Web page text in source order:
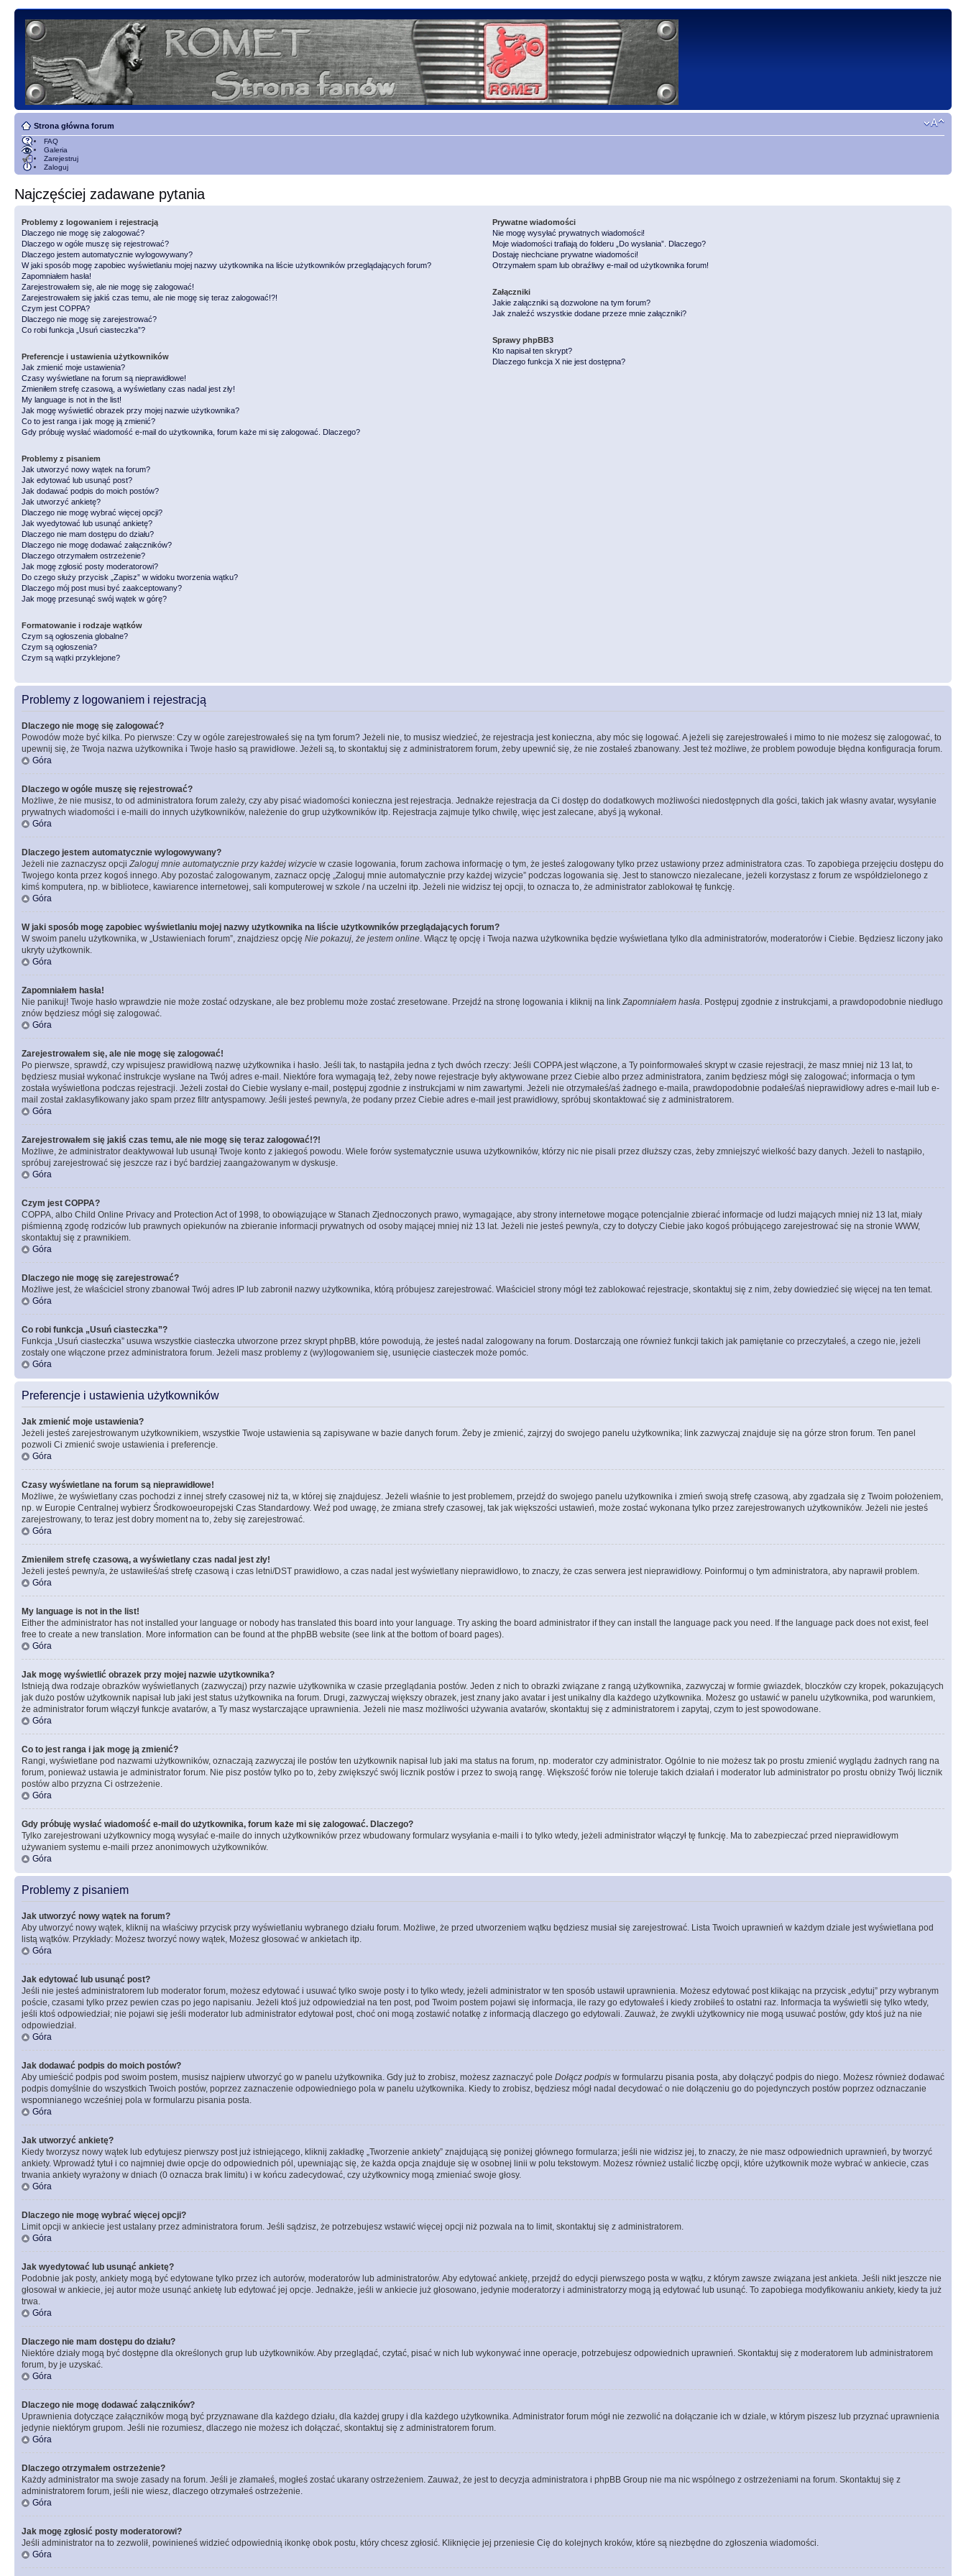
Strona główna forum
FAQ
Galeria
Zarejestruj
Zaloguj
Najczęściej zadawane pytania
Problemy z logowaniem i rejestracją
Dlaczego nie mogę się zalogować?
Dlaczego w ogóle muszę się rejestrować?
Dlaczego jestem automatycznie wylogowywany?
W jaki sposób mogę zapobiec wyświetlaniu mojej nazwy użytkownika na liście użytkowników przeglądających forum?
Zapomniałem hasła!
Zarejestrowałem się, ale nie mogę się zalogować!
Zarejestrowałem się jakiś czas temu, ale nie mogę się teraz zalogować!?!
Czym jest COPPA?
Dlaczego nie mogę się zarejestrować?
Co robi funkcja „Usuń ciasteczka”?
Preferencje i ustawienia użytkowników
Jak zmienić moje ustawienia?
Czasy wyświetlane na forum są nieprawidłowe!
Zmieniłem strefę czasową, a wyświetlany czas nadal jest zły!
My language is not in the list!
Jak mogę wyświetlić obrazek przy mojej nazwie użytkownika?
Co to jest ranga i jak mogę ją zmienić?
Gdy próbuję wysłać wiadomość e-mail do użytkownika, forum każe mi się zalogować. Dlaczego?
Problemy z pisaniem
Jak utworzyć nowy wątek na forum?
Jak edytować lub usunąć post?
Jak dodawać podpis do moich postów?
Jak utworzyć ankietę?
Dlaczego nie mogę wybrać więcej opcji?
Jak wyedytować lub usunąć ankietę?
Dlaczego nie mam dostępu do działu?
Dlaczego nie mogę dodawać załączników?
Dlaczego otrzymałem ostrzeżenie?
Jak mogę zgłosić posty moderatorowi?
Do czego służy przycisk „Zapisz” w widoku tworzenia wątku?
Dlaczego mój post musi być zaakceptowany?
Jak mogę przesunąć swój wątek w górę?
Formatowanie i rodzaje wątków
Czym są ogłoszenia globalne?
Czym są ogłoszenia?
Czym są wątki przyklejone?
Prywatne wiadomości
Nie mogę wysyłać prywatnych wiadomości!
Moje wiadomości trafiają do folderu „Do wysłania”. Dlaczego?
Dostaję niechciane prywatne wiadomości!
Otrzymałem spam lub obraźliwy e-mail od użytkownika forum!
Załączniki
Jakie załączniki są dozwolone na tym forum?
Jak znaleźć wszystkie dodane przeze mnie załączniki?
Sprawy phpBB3
Kto napisał ten skrypt?
Dlaczego funkcja X nie jest dostępna?
Problemy z logowaniem i rejestracją
Dlaczego nie mogę się zalogować?
Powodów może być kilka. Po pierwsze: Czy w ogóle zarejestrowałeś się na tym forum? Jeżeli nie, to musisz wiedzieć, że rejestracja jest konieczna, aby móc się logować. A jeżeli się zarejestrowałeś i mimo to nie możesz się zalogować, to
upewnij się, że Twoja nazwa użytkownika i Twoje hasło są prawidłowe. Jeżeli są, to skontaktuj się z administratorem forum, żeby upewnić się, że nie zostałeś zbanowany. Jest też możliwe, że problem powoduje błędna konfiguracja forum.
Góra
Dlaczego w ogóle muszę się rejestrować?
Możliwe, że nie musisz, to od administratora forum zależy, czy aby pisać wiadomości konieczna jest rejestracja. Jednakże rejestracja da Ci dostęp do dodatkowych możliwości niedostępnych dla gości, takich jak własny avatar, wysyłanie
prywatnych wiadomości i e-maili do innych użytkowników, należenie do grup użytkowników itp. Rejestracja zajmuje tylko chwilę, więc jest zalecane, abyś ją wykonał.
Góra
Dlaczego jestem automatycznie wylogowywany?
Jeżeli nie zaznaczysz opcjiZaloguj mnie automatycznie przy każdej wizycie w czasie logowania, forum zachowa informację o tym, że jesteś zalogowany tylko przez ustawiony przez administratora czas. To zapobiega przejęciu dostępu do
Twojego konta przez kogoś innego. Aby pozostać zalogowanym, zaznacz opcję „Zaloguj mnie automatycznie przy każdej wizycie” podczas logowania się. Jest to stanowczo niezalecane, jeżeli korzystasz z forum ze współdzielonego z
kimś komputera, np. w bibliotece, kawiarence internetowej, sali komputerowej w szkole / na uczelni itp. Jeżeli nie widzisz tej opcji, to oznacza to, że administrator zablokował tę funkcję.
Góra
W jaki sposób mogę zapobiec wyświetlaniu mojej nazwy użytkownika na liście użytkowników przeglądających forum?
W swoim panelu użytkownika, w „Ustawieniach forum”, znajdziesz opcję Nie pokazuj, że jestem online. Włącz tę opcję i Twoja nazwa użytkownika będzie wyświetlana tylko dla administratorów, moderatorów i Ciebie. Będziesz liczony jako
ukryty użytkownik.
Góra
Zapomniałem hasła!
Nie panikuj! Twoje hasło wprawdzie nie może zostać odzyskane, ale bez problemu może zostać zresetowane. Przejdź na stronę logowania i kliknij na linkZapomniałem hasła. Postępuj zgodnie z instrukcjami, a prawdopodobnie niedługo
znów będziesz mógł się zalogować.
Góra
Zarejestrowałem się, ale nie mogę się zalogować!
Po pierwsze, sprawdź, czy wpisujesz prawidłową nazwę użytkownika i hasło. Jeśli tak, to nastąpiła jedna z tych dwóch rzeczy: Jeśli COPPA jest włączone, a Ty poinformowałeś skrypt w czasie rejestracji, że masz mniej niż 13 lat, to
będziesz musiał wykonać instrukcje wysłane na Twój adres e-mail. Niektóre fora wymagają też, żeby nowe rejestracje były aktywowane przez Ciebie albo przez administratora, zanim będziesz mógł się zalogować; informacja o tym
została wyświetlona podczas rejestracji. Jeżeli został do Ciebie wysłany e-mail, postępuj zgodnie z instrukcjami w nim zawartymi. Jeżeli nie otrzymałeś/aś żadnego e-maila, prawdopodobnie podałeś/aś nieprawidłowy adres e-mail lub e-
mail został zaklasyfikowany jako spam przez filtr antyspamowy. Jeśli jesteś pewny/a, że podany przez Ciebie adres e-mail jest prawidłowy, spróbuj skontaktować się z administratorem.
Góra
Zarejestrowałem się jakiś czas temu, ale nie mogę się teraz zalogować!?!
Możliwe, że administrator deaktywował lub usunął Twoje konto z jakiegoś powodu. Wiele forów systematycznie usuwa użytkowników, którzy nic nie pisali przez dłuższy czas, żeby zmniejszyć wielkość bazy danych. Jeżeli to nastąpiło,
spróbuj zarejestrować się jeszcze raz i być bardziej zaangażowanym w dyskusje.
Góra
Czym jest COPPA?
COPPA, albo Child Online Privacy and Protection Act of 1998, to obowiązujące w Stanach Zjednoczonych prawo, wymagające, aby strony internetowe mogące potencjalnie zbierać informacje od ludzi mających mniej niż 13 lat, miały
piśmienną zgodę rodziców lub prawnych opiekunów na zbieranie informacji prywatnych od osoby mającej mniej niż 13 lat. Jeżeli nie jesteś pewny/a, czy to dotyczy Ciebie jako kogoś próbującego zarejestrować się na stronie WWW,
skontaktuj się z prawnikiem.
Góra
Dlaczego nie mogę się zarejestrować?
Możliwe jest, że właściciel strony zbanował Twój adres IP lub zabronił nazwy użytkownika, którą próbujesz zarejestrować. Właściciel strony mógł też zablokować rejestracje, skontaktuj się z nim, żeby dowiedzieć się więcej na ten temat.
Góra
Co robi funkcja „Usuń ciasteczka”?
Funkcja „Usuń ciasteczka” usuwa wszystkie ciasteczka utworzone przez skrypt phpBB, które powodują, że jesteś nadal zalogowany na forum. Dostarczają one również funkcji takich jak pamiętanie co przeczytałeś, a czego nie, jeżeli
zostały one włączone przez administratora forum. Jeżeli masz problemy z (wy)logowaniem się, usunięcie ciasteczek może pomóc.
Góra
Preferencje i ustawienia użytkowników
Jak zmienić moje ustawienia?
Jeżeli jesteś zarejestrowanym użytkownikiem, wszystkie Twoje ustawienia są zapisywane w bazie danych forum. Żeby je zmienić, zajrzyj do swojego panelu użytkownika; link zazwyczaj znajduje się na górze stron forum. Ten panel
pozwoli Ci zmienić swoje ustawienia i preferencje.
Góra
Czasy wyświetlane na forum są nieprawidłowe!
Możliwe, że wyświetlany czas pochodzi z innej strefy czasowej niż ta, w której się znajdujesz. Jeżeli właśnie to jest problemem, przejdź do swojego panelu użytkownika i zmień swoją strefę czasową, aby zgadzała się z Twoim położeniem,
np. w Europie Centralnej wybierz Środkowoeuropejski Czas Standardowy. Weź pod uwagę, że zmiana strefy czasowej, tak jak większości ustawień, może zostać wykonana tylko przez zarejestrowanych użytkowników. Jeżeli nie jesteś
zarejestrowany, to teraz jest dobry moment na to, żeby się zarejestrować.
Góra
Zmieniłem strefę czasową, a wyświetlany czas nadal jest zły!
Jeżeli jesteś pewny/a, że ustawiłeś/aś strefę czasową i czas letni/DST prawidłowo, a czas nadal jest wyświetlany nieprawidłowo, to znaczy, że czas serwera jest nieprawidłowy. Poinformuj o tym administratora, aby naprawił problem.
Góra
My language is not in the list!
Either the administrator has not installed your language or nobody has translated this board into your language. Try asking the board administrator if they can install the language pack you need. If the language pack does not exist, feel
free to create a new translation. More information can be found at the phpBB website (see link at the bottom of board pages).
Góra
Jak mogę wyświetlić obrazek przy mojej nazwie użytkownika?
Istnieją dwa rodzaje obrazków wyświetlanych (zazwyczaj) przy nazwie użytkownika w czasie przeglądania postów. Jeden z nich to obrazki związane z rangą użytkownika, zazwyczaj w formie gwiazdek, bloczków czy kropek, pokazujących
jak dużo postów użytkownik napisał lub jaki jest status użytkownika na forum. Drugi, zazwyczaj większy obrazek, jest znany jako avatar i jest unikalny dla każdego użytkownika. Możesz go ustawić w panelu użytkownika, pod warunkiem,
że administrator forum włączył funkcje avatarów, a Ty masz wystarczające uprawnienia. Jeżeli nie masz możliwości używania avatarów, skontaktuj się z administratorem i zapytaj, czym to jest spowodowane.
Góra
Co to jest ranga i jak mogę ją zmienić?
Rangi, wyświetlane pod nazwami użytkowników, oznaczają zazwyczaj ile postów ten użytkownik napisał lub jaki ma status na forum, np. moderator czy administrator. Ogólnie to nie możesz tak po prostu zmienić wyglądu żadnych rang na
forum, ponieważ ustawia je administrator forum. Nie pisz postów tylko po to, żeby zwiększyć swój licznik postów i przez to swoją rangę. Większość forów nie toleruje takich działań i moderator lub administrator po prostu obniży Twój licznik
postów albo przyzna Ci ostrzeżenie.
Góra
Gdy próbuję wysłać wiadomość e-mail do użytkownika, forum każe mi się zalogować. Dlaczego?
Tylko zarejestrowani użytkownicy mogą wysyłać e-maile do innych użytkowników przez wbudowany formularz wysyłania e-maili i to tylko wtedy, jeżeli administrator włączył tę funkcję. Ma to zabezpieczać przed nieprawidłowym
używaniem systemu e-maili przez anonimowych użytkowników.
Góra
Problemy z pisaniem
Jak utworzyć nowy wątek na forum?
Aby utworzyć nowy wątek, kliknij na właściwy przycisk przy wyświetlaniu wybranego działu forum. Możliwe, że przed utworzeniem wątku będziesz musiał się zarejestrować. Lista Twoich uprawnień w każdym dziale jest wyświetlana pod
listą wątków. Przykłady: Możesz tworzyć nowy wątek, Możesz głosować w ankietach itp.
Góra
Jak edytować lub usunąć post?
Jeśli nie jesteś administratorem lub moderator forum, możesz edytować i usuwać tylko swoje posty i to tylko wtedy, jeżeli administrator w ten sposób ustawił uprawnienia. Możesz edytować post klikając na przycisk „edytuj” przy wybranym
poście, czasami tylko przez pewien czas po jego napisaniu. Jeżeli ktoś już odpowiedział na ten post, pod Twoim postem pojawi się informacja, ile razy go edytowałeś i kiedy zrobiłeś to ostatni raz. Informacja ta wyświetli się tylko wtedy,
jeśli ktoś odpowiedział; nie pojawi się jeśli moderator lub administrator edytował post, choć oni mogą zostawić notatkę z informacją dlaczego go edytowali. Zauważ, że zwykli użytkownicy nie mogą usuwać postów, gdy ktoś już na nie
odpowiedział.
Góra
Jak dodawać podpis do moich postów?
Aby umieścić podpis pod swoim postem, musisz najpierw utworzyć go w panelu użytkownika. Gdy już to zrobisz, możesz zaznaczyć pole Dołącz podpis w formularzu pisania posta, aby dołączyć podpis do niego. Możesz również dodawać
podpis domyślnie do wszystkich Twoich postów, poprzez zaznaczenie odpowiedniego pola w panelu użytkownika. Kiedy to zrobisz, będziesz mógł nadal decydować o nie dołączeniu go do pojedynczych postów poprzez odznaczanie
wspomnianego wcześniej pola w formularzu pisania posta.
Góra
Jak utworzyć ankietę?
Kiedy tworzysz nowy wątek lub edytujesz pierwszy post już istniejącego, kliknij zakładkę „Tworzenie ankiety” znajdującą się poniżej głównego formularza; jeśli nie widzisz jej, to znaczy, że nie masz odpowiednich uprawnień, by tworzyć
ankiety. Wprowadź tytuł i co najmniej dwie opcje do odpowiednich pól, upewniając się, że każda opcja znajduje się w osobnej linii w polu tekstowym. Możesz również ustalić liczbę opcji, które użytkownik może wybrać w ankiecie, czas
trwania ankiety wyrażony w dniach (0 oznacza brak limitu) i w końcu zadecydować, czy użytkownicy mogą zmieniać swoje głosy.
Góra
Dlaczego nie mogę wybrać więcej opcji?
Limit opcji w ankiecie jest ustalany przez administratora forum. Jeśli sądzisz, że potrzebujesz wstawić więcej opcji niż pozwala na to limit, skontaktuj się z administratorem.
Góra
Jak wyedytować lub usunąć ankietę?
Podobnie jak posty, ankiety mogą być edytowane tylko przez ich autorów, moderatorów lub administratorów. Aby edytować ankietę, przejdź do edycji pierwszego posta w wątku, z którym zawsze związana jest ankieta. Jeśli nikt jeszcze nie
głosował w ankiecie, jej autor może usunąć ankietę lub edytować jej opcje. Jednakże, jeśli w ankiecie już głosowano, jedynie moderatorzy i administratorzy mogą ją edytować lub usunąć. To zapobiega modyfikowaniu ankiety, kiedy ta już
trwa.
Góra
Dlaczego nie mam dostępu do działu?
Niektóre działy mogą być dostępne dla określonych grup lub użytkowników. Aby przeglądać, czytać, pisać w nich lub wykonywać inne operacje, potrzebujesz odpowiednich uprawnień. Skontaktuj się z moderatorem lub administratorem
forum, by je uzyskać.
Góra
Dlaczego nie mogę dodawać załączników?
Uprawnienia dotyczące załączników mogą być przyznawane dla każdego działu, dla każdej grupy i dla każdego użytkownika. Administrator forum mógł nie zezwolić na dołączanie ich w dziale, w którym piszesz lub przyznać uprawnienia
jedynie niektórym grupom. Jeśli nie rozumiesz, dlaczego nie możesz ich dołączać, skontaktuj się z administratorem forum.
Góra
Dlaczego otrzymałem ostrzeżenie?
Każdy administrator ma swoje zasady na forum. Jeśli je złamałeś, mogłeś zostać ukarany ostrzeżeniem. Zauważ, że jest to decyzja administratora i phpBB Group nie ma nic wspólnego z ostrzeżeniami na forum. Skontaktuj się z
administratorem forum, jeśli nie wiesz, dlaczego otrzymałeś ostrzeżenie.
Góra
Jak mogę zgłosić posty moderatorowi?
Jeśli administrator na to zezwolił, powinieneś widzieć odpowiednią ikonkę obok postu, który chcesz zgłosić. Kliknięcie jej przeniesie Cię do kolejnych kroków, które są niezbędne do zgłoszenia wiadomości.
Góra